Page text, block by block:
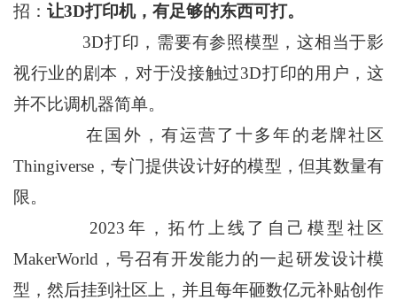
招： 让3D打印机，有足够的东西可打。
3D打印，需要有参照模型，这相当于影
视行业的剧本，对于没接触过3D打印的用户，这
并不比调机器简单。
在国外，有运营了十多年的老牌社区
Thingiverse，专门提供设计好的模型，但其数量有
限。
2023年，拓竹上线了自己模型社区
MakerWorld，号召有开发能力的一起研发设计模
型，然后挂到社区上，并且每年砸数亿元补贴创作